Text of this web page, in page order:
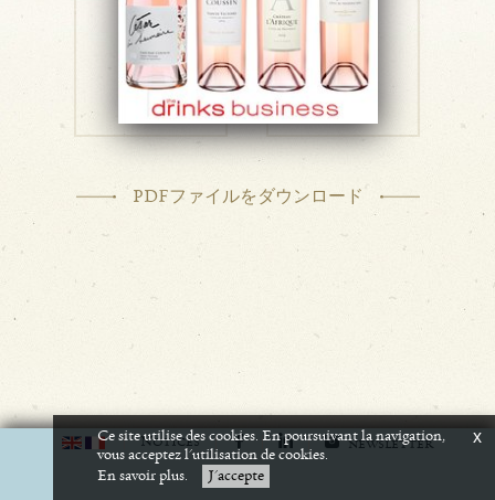
PDFファイルをダウンロード
NOTICES NEWSLETTER
Ce site utilise des cookies. En poursuivant la navigation,
vous acceptez l'utilisation de cookies.
En savoir plus.
J'accepte
x